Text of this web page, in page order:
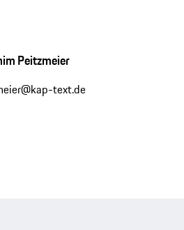
Peitzmeier
text.de